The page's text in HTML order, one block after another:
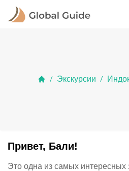
/ Экскурсии /
Привет, Бали!
Это одна из самых интересных